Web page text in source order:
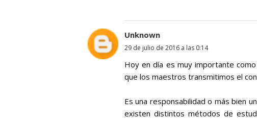
Unknown
29 de julio de 2016 a las 0:14
Hoy en día es muy importante
que los maestros transmitimos el
Es una responsabilidad o más bien
existen distintos métodos de